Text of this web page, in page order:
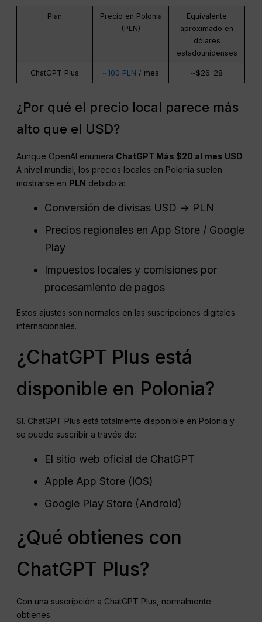
Plan
Precio en Polonia
(PLN)
Equivalente
aproximado en
dólares
estadounidenses
ChatGPT Plus ~100 PLN / mes ~$26–28
¿Por qué el precio local parece más
alto que el USD?
Aunque OpenAI enumera ChatGPT Más $20 al mes USD
A nivel mundial, los precios locales en Polonia suelen
mostrarse en PLN debido a:
Conversión de divisas USD → PLN
Precios regionales en App Store / Google
Play
Impuestos locales y comisiones por
procesamiento de pagos
Estos ajustes son normales en las suscripciones digitales
internacionales.
¿ChatGPT Plus está
disponible en Polonia?
Sí. ChatGPT Plus está totalmente disponible en Polonia y
se puede suscribir a través de:
El sitio web oficial de ChatGPT
Apple App Store (iOS)
Google Play Store (Android)
¿Qué obtienes con
ChatGPT Plus?
Con una suscripción a ChatGPT Plus, normalmente
obtienes: